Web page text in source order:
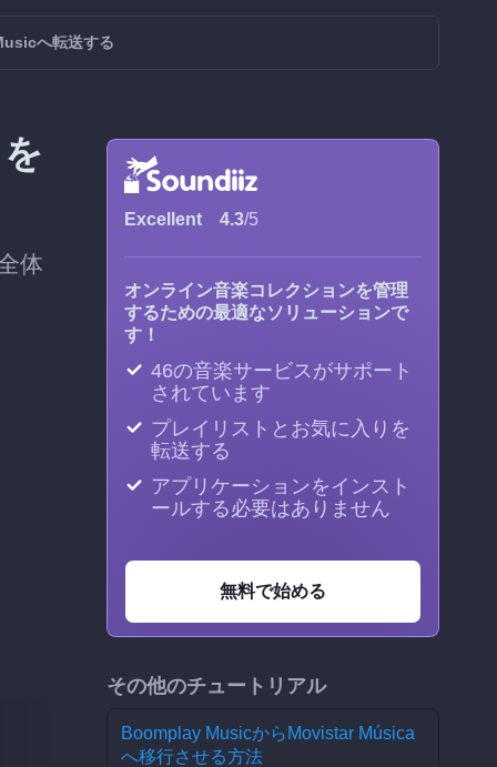
へ転送する
体
Excellent 4.3/5
オンライン音楽コレクションを管理
するための最適なソリューションで
す！
46の音楽サービスがサポート
されています
プレイリストとお気に入りを
転送する
アプリケーションをインスト
ールする必要はありません
無料で始める
その他のチュートリアル
Boomplay MusicからMovistar Música
へ移行させる方法